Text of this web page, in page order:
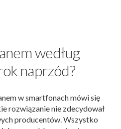
według
naprzód?
w smartfonach mówi się
rozwiązanie nie zdecydował
producentów. Wszystko